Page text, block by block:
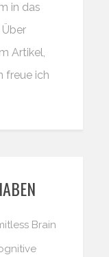
in das
Artikel,
freue ich
Brain